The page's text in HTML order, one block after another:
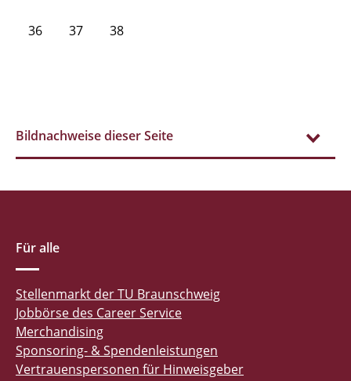
36 37 38
Bildnachweise dieser Seite
Für alle
Stellenmarkt der TU Braunschweig
Jobbörse des Career Service
Merchandising
Sponsoring- & Spendenleistungen
Vertrauenspersonen für Hinweisgeber